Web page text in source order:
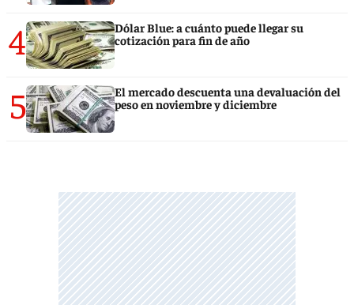
4
Dólar Blue: a cuánto puede llegar su
cotización para fin de año
5
El mercado descuenta una devaluación del
peso en noviembre y diciembre